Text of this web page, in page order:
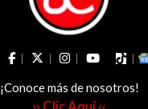
¡Conoce más de nosotros!